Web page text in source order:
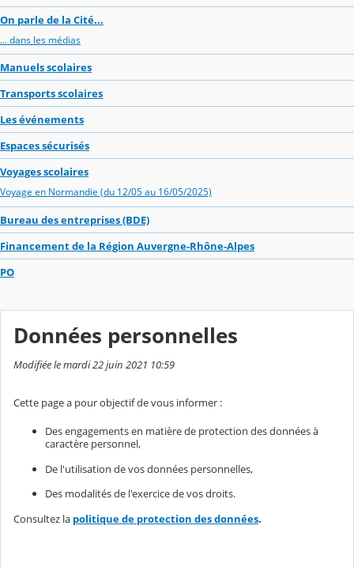
On parle de la Cité...
... dans les médias
Manuels scolaires
Transports scolaires
Les événements
Espaces sécurisés
Voyages scolaires
Voyage en Normandie (du 12/05 au 16/05/2025)
Bureau des entreprises (BDE)
Financement de la Région Auvergne-Rhône-Alpes
PO
Données personnelles
Modifiée le mardi 22 juin 2021 10:59
Cette page a pour objectif de vous informer :
Des engagements en matière de protection des données à
caractère personnel,
De l'utilisation de vos données personnelles,
Des modalités de l'exercice de vos droits.
Consultez la politique de protection des données.